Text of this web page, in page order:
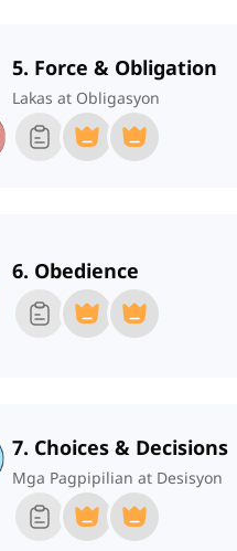
5. Force & Obligation
Lakas at Obligasyon
6. Obedience
7. Choices & Decisions
Mga Pagpipilian at Desisyon